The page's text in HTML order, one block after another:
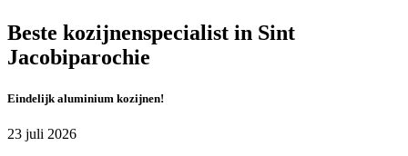
Beste kozijnenspecialist in Sint
Jacobiparochie
Eindelijk aluminium kozijnen!
23 juli 2026